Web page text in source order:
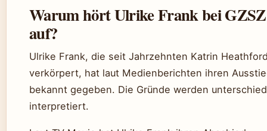
Warum hört Ulrike Frank bei GZSZ
auf?
Ulrike Frank, die seit Jahrzehnten Katrin
verkörpert, hat laut Medienberichten ihren
bekannt gegeben. Die Gründe werden
interpretiert.